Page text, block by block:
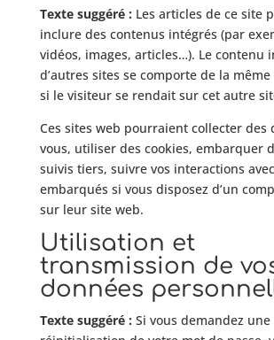
Texte suggéré : Les articles de ce site
inclure des contenus intégrés (par
vidéos, images, articles…). Le contenu
d’autres sites se comporte de la
si le visiteur se rendait sur cet autre
Ces sites web pourraient collecter des
vous, utiliser des cookies, embarquer
suivis tiers, suivre vos interactions
embarqués si vous disposez d’un
sur leur site web.
Utilisation et
transmission de
données
Texte suggéré : Si vous demandez une